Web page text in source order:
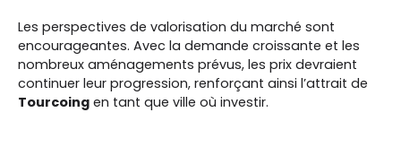
Les perspectives de valorisation du marché sont
encourageantes. Avec la demande croissante et les
nombreux aménagements prévus, les prix devraient
continuer leur progression, renforçant ainsi l’attrait de
Tourcoing en tant que ville où investir.